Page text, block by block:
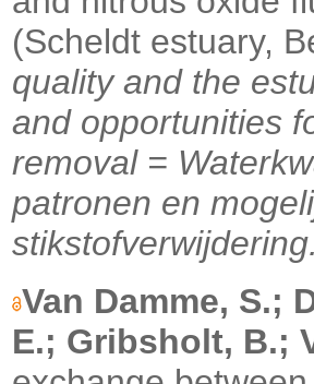
(Scheldt estuary,
quality and the
and opportunities
removal =
patronen en
stikstofverwijdering.
Van Damme, S.;
E.; Gribsholt, B.;